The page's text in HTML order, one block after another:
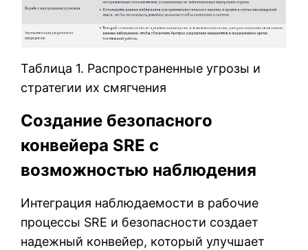
Таблица 1. Распространенные угрозы и
стратегии их смягчения
Создание безопасного
конвейера SRE с
возможностью наблюдения
Интеграция наблюдаемости в рабочие
процессы SRE и безопасности создает
надежный конвейер, который улучшает